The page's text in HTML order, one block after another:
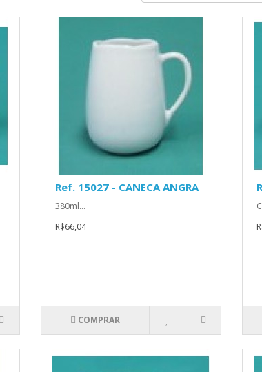
Ref. 15027 - CANECA ANGRA
380ml...
R$66,04
COMPRAR